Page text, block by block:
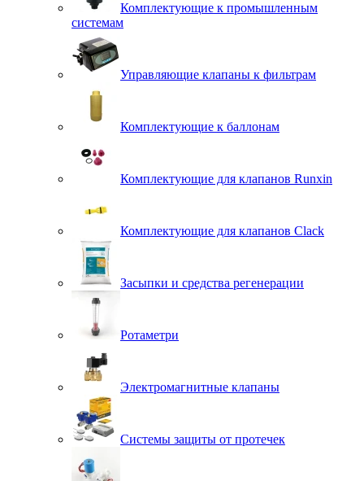
Комплектующие к промышленным
системам
Управляющие клапаны к фильтрам
Комплектующие к баллонам
Комплектующие для клапанов Runxin
Комплектующие для клапанов Clack
Засыпки и средства регенерации
Ротаметри
Электромагнитные клапаны
Системы защиты от протечек